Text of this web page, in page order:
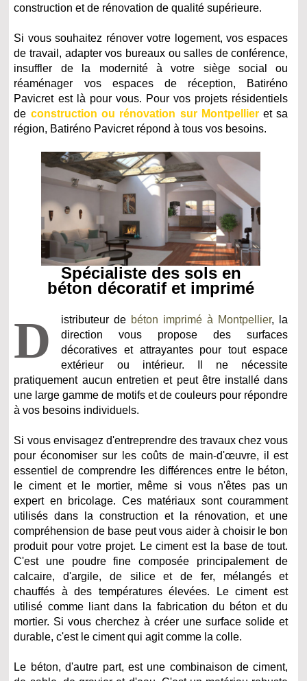
construction et de rénovation de qualité supérieure.
Si vous souhaitez rénover votre logement, vos espaces
de travail, adapter vos bureaux ou salles de conférence,
insuffler de la modernité à votre siège social ou
réaménager vos espaces de réception, Batiréno
Pavicret est là pour vous. Pour vos projets résidentiels
de construction ou rénovation sur Montpellieret sa
région, Batiréno Pavicret répond à tous vos besoins.
Spécialiste des sols en
béton décoratif et imprimé
D istributeur de béton imprimé à Montpellier, la
direction vous propose des surfaces
décoratives et attrayantes pour tout espace
extérieur ou intérieur. Il ne nécessite
pratiquement aucun entretien et peut être installé dans
une large gamme de motifs et de couleurs pour répondre
à vos besoins individuels.
Si vous envisagez d'entreprendre des travaux chez vous
pour économiser sur les coûts de main-d'œuvre, il est
essentiel de comprendre les différences entre le béton,
le ciment et le mortier, même si vous n'êtes pas un
expert en bricolage. Ces matériaux sont couramment
utilisés dans la construction et la rénovation, et une
compréhension de base peut vous aider à choisir le bon
produit pour votre projet. Le ciment est la base de tout.
C'est une poudre fine composée principalement de
calcaire, d'argile, de silice et de fer, mélangés et
chauffés à des températures élevées. Le ciment est
utilisé comme liant dans la fabrication du béton et du
mortier. Si vous cherchez à créer une surface solide et
durable, c'est le ciment qui agit comme la colle.
Le béton, d'autre part, est une combinaison de ciment,